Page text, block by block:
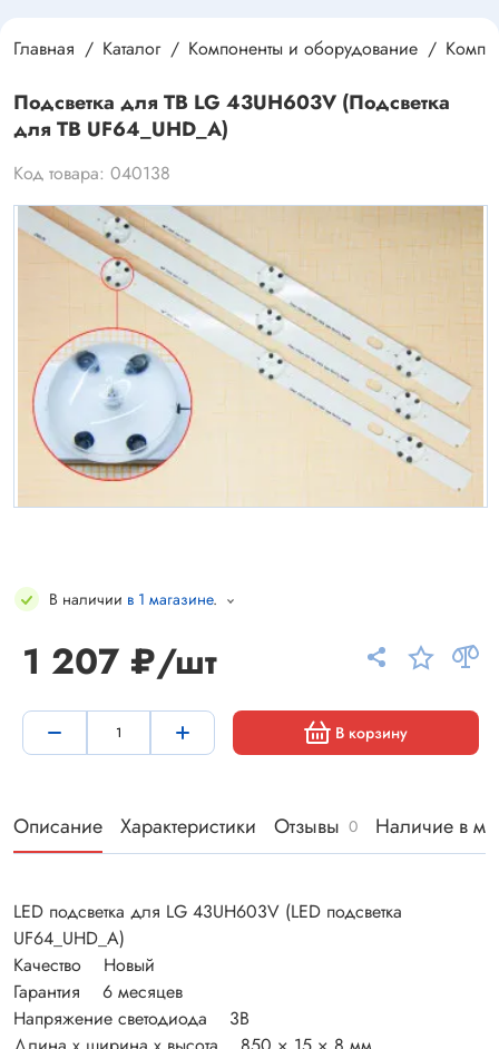
Главная Каталог Компоненты и оборудование
Подсветка для ТВ LG 43UH603V (Подсветка
для ТВ UF64_UHD_A)
Код товара: 040138
В наличии в 1 магазине.
1 207 ₽/шт
В корзину
Описание Характеристики Отзывы 0 Наличие в
LED подсветка для LG 43UH603V (LED подсветка
UF64_UHD_A)
Качество Новый
Гарантия 6 месяцев
Напряжение светодиода 3В